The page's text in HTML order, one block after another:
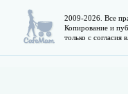
2009-2026. Все
Копирование и
только с согласия